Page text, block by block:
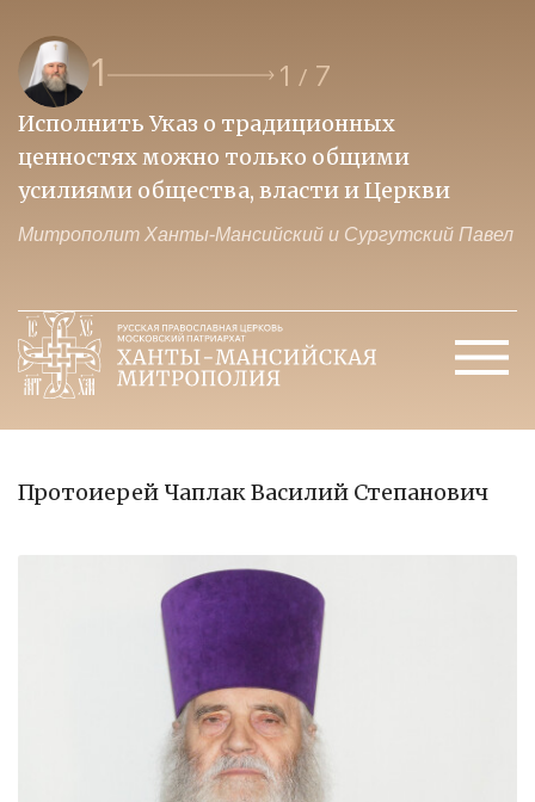
1 1 / 7
Исполнить Указ о традиционных
ценностях можно только общими
усилиями общества, власти и Церкви
Митрополит Ханты-Мансийский и Сургутский Павел
Протоиерей Чаплак Василий Степанович